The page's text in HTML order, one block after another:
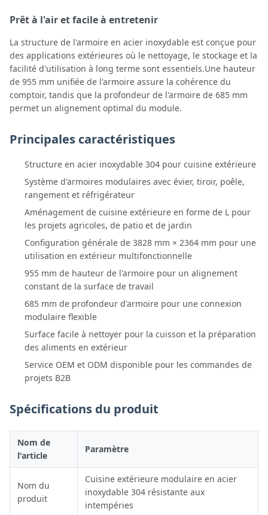
Prêt à l'air et facile à entretenir
La structure de l'armoire en acier inoxydable est conçue pour
des applications extérieures où le nettoyage, le stockage et la
facilité d'utilisation à long terme sont essentiels.Une hauteur
de 955 mm unifiée de l'armoire assure la cohérence du
comptoir, tandis que la profondeur de l'armoire de 685 mm
permet un alignement optimal du module.
Principales caractéristiques
Structure en acier inoxydable 304 pour cuisine extérieure
Système d'armoires modulaires avec évier, tiroir, poêle,
rangement et réfrigérateur
Aménagement de cuisine extérieure en forme de L pour
les projets agricoles, de patio et de jardin
Configuration générale de 3828 mm × 2364 mm pour une
utilisation en extérieur multifonctionnelle
955 mm de hauteur de l'armoire pour un alignement
constant de la surface de travail
685 mm de profondeur d'armoire pour une connexion
modulaire flexible
Surface facile à nettoyer pour la cuisson et la préparation
des aliments en extérieur
Service OEM et ODM disponible pour les commandes de
projets B2B
Spécifications du produit
Nom de
l'article
Paramètre
Nom du
produit
Cuisine extérieure modulaire en acier
inoxydable 304 résistante aux
intempéries